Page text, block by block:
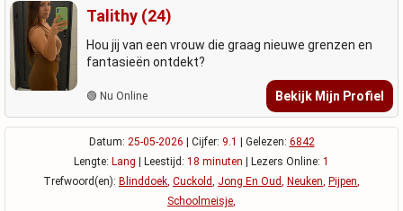
Talithy (24)
Hou jij van een vrouw die graag nieuwe grenzen en
fantasieën ontdekt?
🟢 Nu Online Bekijk Mijn Profiel
Datum: 25-05-2026 | Cijfer: 9.1 | Gelezen: 6842
Lengte: Lang | Leestijd: 18 minuten | Lezers Online: 1
Trefwoord(en): Blinddoek, Cuckold, Jong En Oud, Neuken, Pijpen,
Schoolmeisje,